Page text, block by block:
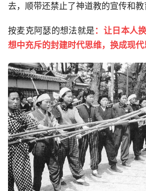
去，顺带还禁止了神道教的宣传和教
按麦克阿瑟的想法就是 ：让日本人
想中充斥的封建时代思维，换成现代